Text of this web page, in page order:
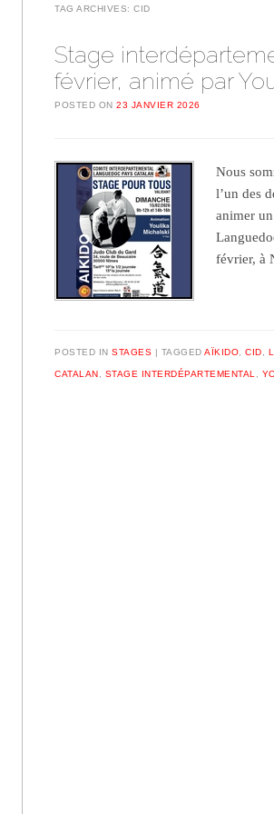
TAG ARCHIVES:CID
Stage
février, animé par
POSTED ON23 JANVIER 2026
Nous
l’un des
animer
février,
POSTED INSTAGES TAGGEDAÏKIDO ,CID
CATALAN STAGE INTERDÉPARTEMENTAL